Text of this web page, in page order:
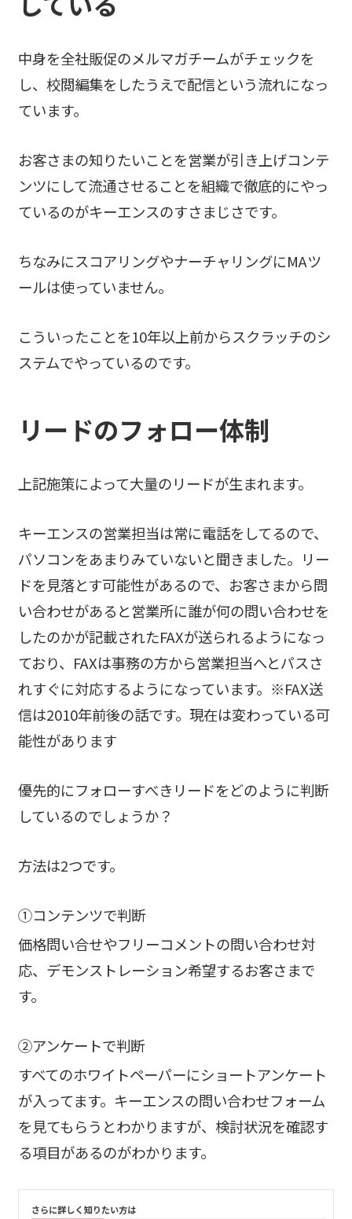
中身を全社販促のメルマガチームがチェックを
し、校閲編集をしたうえで配信という流れになっ
ています。
お客さまの知りたいことを営業が引き上げコンテ
ンツにして流通させることを組織で徹底的にやっ
ているのがキーエンスのすさまじさです。
ちなみにスコアリングやナーチャリングにMAツ
ールは使っていません。
こういったことを10年以上前からスクラッチのシ
ステムでやっているのです。
リードのフォロー体制
上記施策によって大量のリードが生まれます。
キーエンスの営業担当は常に電話をしてるので、
パソコンをあまりみていないと聞きました。リー
ドを見落とす可能性があるので、お客さまから問
い合わせがあると営業所に誰が何の問い合わせを
したのかが記載されたFAXが送られるようになっ
ており、FAXは事務の方から営業担当へとパスさ
れすぐに対応するようになっています。※FAX送
信は2010年前後の話です。現在は変わっている可
能性があります
優先的にフォローすべきリードをどのように判断
しているのでしょうか？
方法は2つです。
①コンテンツで判断
価格問い合せやフリーコメントの問い合わせ対
応、デモンストレーション希望するお客さまで
す。
②アンケートで判断
すべてのホワイトペーパーにショートアンケート
が入ってます。キーエンスの問い合わせフォーム
を見てもらうとわかりますが、検討状況を確認す
る項目があるのがわかります。